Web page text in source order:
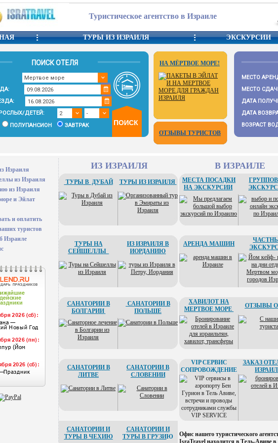
Туристическое агентство в Израиле
ТУРЫ ИЗ ИЗРАИЛЯ ЭКСКУРСИИ
ПОИСК ОТЕЛЯ
ДЕТЕЙ:
ПОЛУПАНСИОН ЗАВТРАК
НА МЁРТВОЕ МОРЕ!
ОТЗЫВЫ ТУРИСТОВ
МЕСТО
МЕСТО
ДАТА
ДАТА
ВОЗРАСТ
Израиля
из Израиля
из Израиля
и Эйлат
и оплатить
туристов
Израиле
ИЗ ИЗРАИЛЯ
ТУРЫ В ДУБАЙ ТУРЫ ИЗ ИЗРАИЛЯ
ТУРЫ НА
СЕЙШЕЛЛЫ
ИЗ ИЗРАИЛЯ В
ИОРДАНИЮ
САНАТОРИИ В
БОЛГАРИИ
САНАТОРИИ В
ПОЛЬШЕ
САНАТОРИИ В
ЛИТВЕ
САНАТОРИИ В
СЛОВЕНИИ
САНАТОРИИ И
ТУРЫ В ЧЕХИЮ
САНАТОРИИ И
ТУРЫ В ГРУЗИЮ
В ИЗРАИЛЕ
МЕСТА ПОСАДКИ
НА ЭКСКУРСИИ
АРЕНДА МАШИН
ХАВИЛОТ НА
МЕРТВОЕ МОРЕ
ОТЗЫВЫ
VIP СЕРВИС
СОПРОВОЖДЕНИЕ
ЗАКАЗ
Офис нашего туристического
IsraTravel находится в Тель-Авиве в